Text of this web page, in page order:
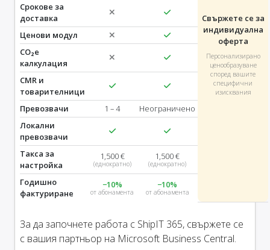
Свържете се за
индивидуална
оферта
Персонализирано
ценообразуване
според вашите
специфични
изисквания
Срокове за
доставка
Ценови модул
CO₂e
калкулация
CMR и
товарителници
Превозвачи
1 – 4
Неограничено
Локални
превозвачи
Такса за
настройка
1,500 €
(еднократно)
1,500 €
(еднократно)
Годишно
фактуриране
−10%
от абонамента
−10%
от абонамента
За да започнете работа с ShipIT 365, свържете се
с вашия партньор на Microsoft Business Central.